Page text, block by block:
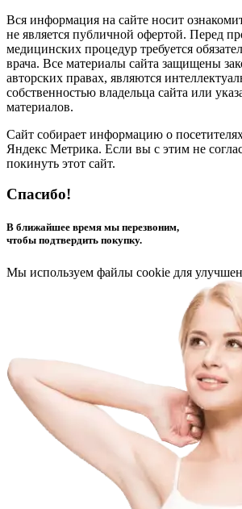
Вся информация на сайте носит
не является публичной офертой. Перед
медицинских процедур требуется
врача. Все материалы сайта защищены
авторских правах, являются
собственностью владельца сайта или
материалов.
Сайт собирает информацию о
Яндекс Метрика. Если вы с этим не
покинуть этот сайт.
Спасибо!
В ближайшее время мы перезвоним,
чтобы подтвердить покупку.
Мы используем файлы cookie для